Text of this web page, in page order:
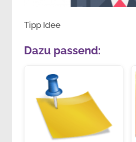
Tipp Idee
Dazu passend: